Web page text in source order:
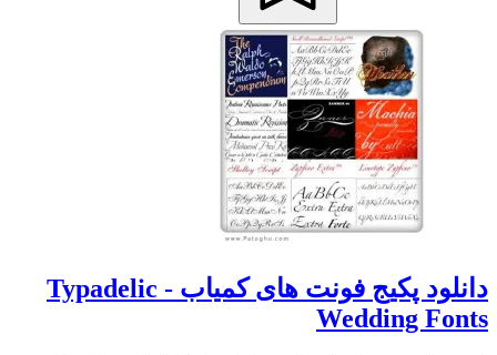
دانلود پکیج فونت های کمیاب Typadelic -
Wedding Fonts